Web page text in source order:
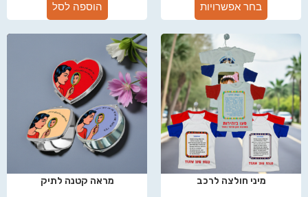
בחר אפשרויות הוספה לסל
מיני חולצה לרכב מראה קטנה לתיק